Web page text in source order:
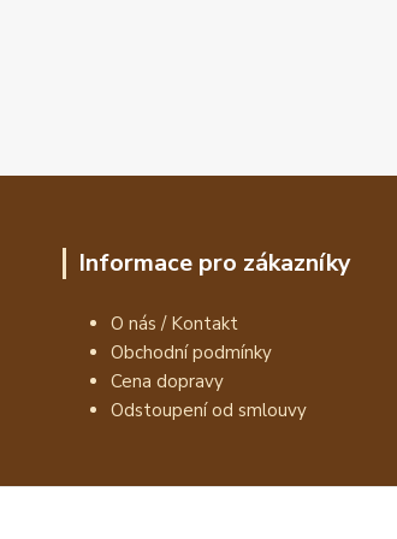
Informace pro zákazníky
O nás / Kontakt
Obchodní podmínky
Cena dopravy
Odstoupení od smlouvy